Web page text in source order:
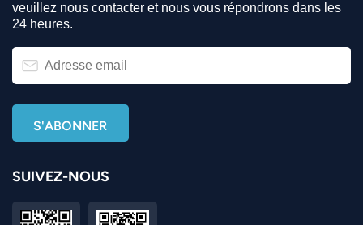
veuillez nous contacter et nous vous répondrons dans les
24 heures.
SUIVEZ-NOUS